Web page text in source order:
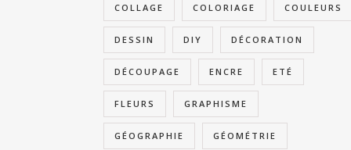
COLLAGE COLORIAGE COULEURS
DESSIN DIY DÉCORATION
DÉCOUPAGE ENCRE ETÉ
FLEURS GRAPHISME
GÉOGRAPHIE GÉOMÉTRIE